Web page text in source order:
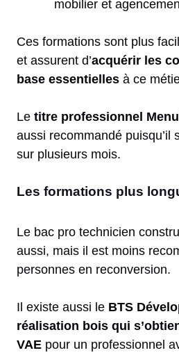
mobilier et
Ces formations sont plus
et assurent d’acquérir les
base essentielles à ce
Le titre professionnel
aussi recommandé puisqu’il
sur plusieurs mois.
Les formations plus
Le bac pro technicien
aussi, mais il est moins
personnes en reconversion.
Il existe aussi le BTS
réalisation bois qui
VAE pour un professionnel